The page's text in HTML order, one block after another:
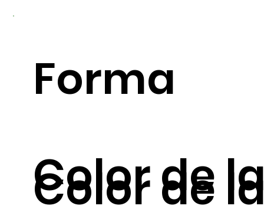
Forma
Color de
Color de